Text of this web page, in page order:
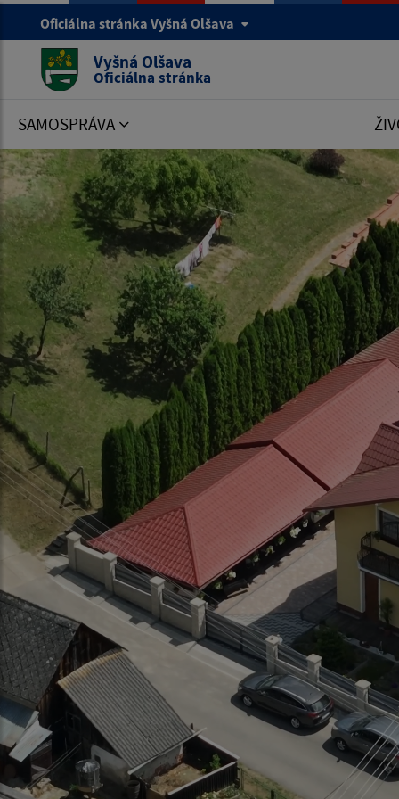
Oficiálna stránka Vyšná Olšava
Vyšná Olšava
Oficiálna stránka
SAMOSPRÁVA